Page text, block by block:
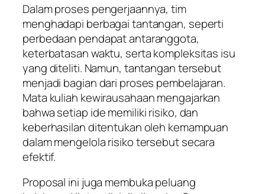
Dalam proses pengerjaannya, tim
menghadapi berbagai tantangan, seperti
perbedaan pendapat antaranggota,
keterbatasan waktu, serta kompleksitas isu
yang diteliti. Namun, tantangan tersebut
menjadi bagian dari proses pembelajaran.
Mata kuliah kewirausahaan mengajarkan
bahwa setiap ide memiliki risiko, dan
keberhasilan ditentukan oleh kemampuan
dalam mengelola risiko tersebut secara
efektif.
Proposal ini juga membuka peluang